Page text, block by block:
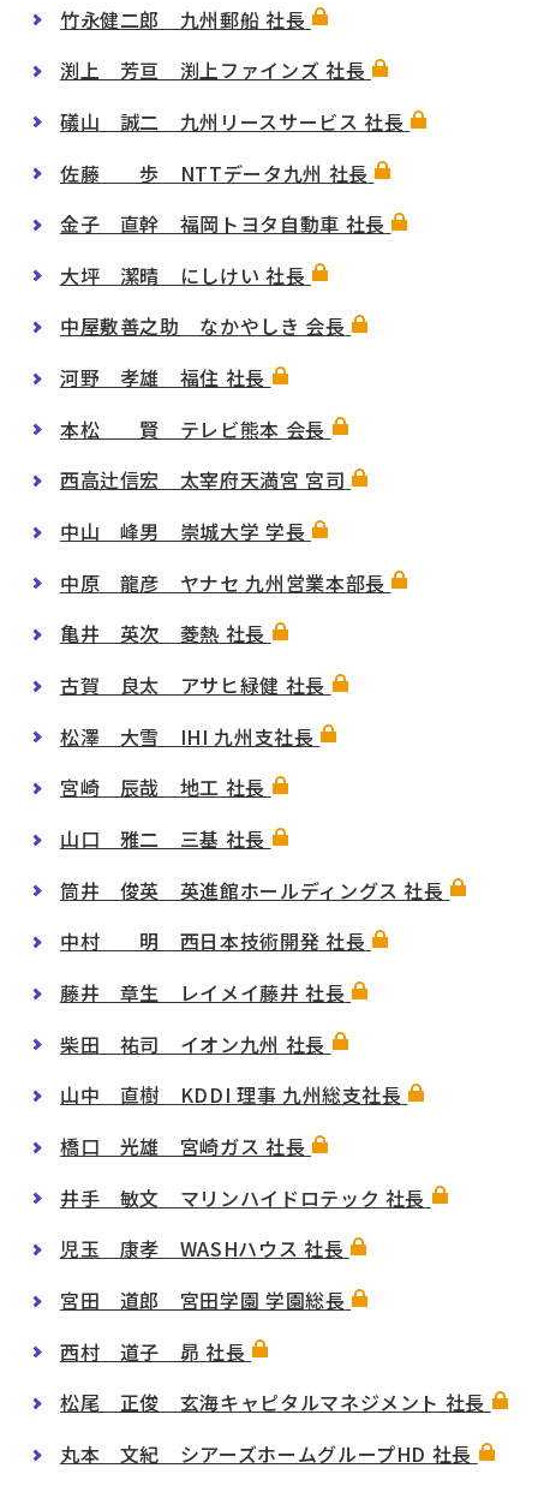
竹永健二郎 九州郵船 社長
渕上 芳亘 渕上ファインズ 社長
礒山 誠二 九州リースサービス 社長
佐藤 歩 NTTデータ九州 社長
金子 直幹 福岡トヨタ自動車 社長
大坪 潔晴 にしけい 社長
中屋敷善之助 なかやしき 会長
河野 孝雄 福住 社長
本松 賢 テレビ熊本 会長
西高辻信宏 太宰府天満宮 宮司
中山 峰男 崇城大学 学長
中原 龍彦 ヤナセ 九州営業本部長
亀井 英次 菱熱 社長
古賀 良太 アサヒ緑健 社長
松澤 大雪 IHI 九州支社長
宮崎 辰哉 地工 社長
山口 雅二 三基 社長
筒井 俊英 英進館ホールディングス 社長
中村 明 西日本技術開発 社長
藤井 章生 レイメイ藤井 社長
柴田 祐司 イオン九州 社長
山中 直樹 KDDI 理事 九州総支社長
橋口 光雄 宮崎ガス 社長
井手 敏文 マリンハイドロテック 社長
児玉 康孝 WASHハウス 社長
宮田 道郎 宮田学園 学園総長
西村 道子 昴 社長
松尾 正俊 玄海キャピタルマネジメント 社長
丸本 文紀 シアーズホームグループHD 社長